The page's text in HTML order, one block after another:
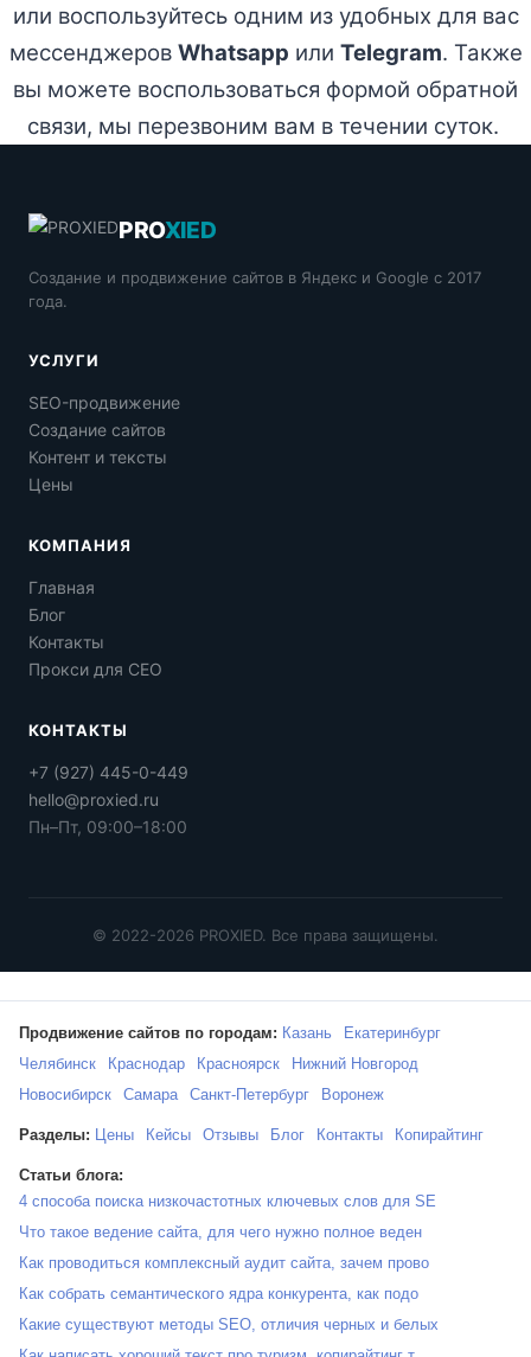
или воспользуйтесь одним из удобных для вас
мессенджеров Whatsapp или Telegram. Также
вы можете воспользоваться формой обратной
связи, мы перезвоним вам в течении суток.
PROXIED
Создание и продвижение сайтов в Яндекс и Google с 2017
года.
УСЛУГИ
SEO-продвижение
Создание сайтов
Контент и тексты
Цены
КОМПАНИЯ
Главная
Блог
Контакты
Прокси для СЕО
КОНТАКТЫ
+7 (927) 445-0-449
hello@proxied.ru
Пн–Пт, 09:00–18:00
© 2022-2026 PROXIED. Все права защищены.
Продвижение сайтов по городам: Казань
Екатеринбург
Челябинск
Краснодар Красноярск
Нижний Новгород
Новосибирск
Самара Санкт-Петербург Воронеж
Разделы: Цены Кейсы Отзывы Блог Контакты Копирайтинг
Статьи блога:
4 способа поиска низкочастотных ключевых слов для SE
Что такое ведение сайта, для чего нужно полное веден
Как проводиться комплексный аудит сайта, зачем прово
Как собрать семантического ядра конкурента, как подо
Какие существуют методы SEO, отличия черных и белых